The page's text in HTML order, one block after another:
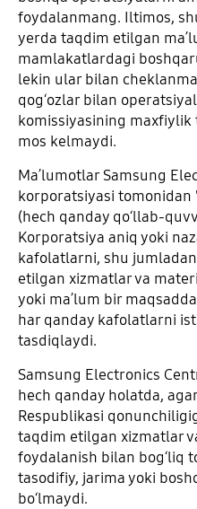
foydalanmang. Iltimos,
yerda taqdim etilgan
mamlakatlardagi
lekin ular bilan
qogʻozlar bilan
komissiyasining
mos kelmaydi.
Maʼlumotlar Samsung
korporatsiyasi
(hech qanday qoʻllab-
Korporatsiya aniq yoki
kafolatlarni, shu
etilgan xizmatlar va
yoki maʼlum bir
har qanday kafolatlarni
tasdiqlaydi.
Samsung Electronics
hech qanday holatda,
Respublikasi
taqdim etilgan xizmatlar
foydalanish bilan bogʻliq
tasodifiy, jarima yoki
boʻlmaydi.